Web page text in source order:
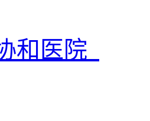
和医院